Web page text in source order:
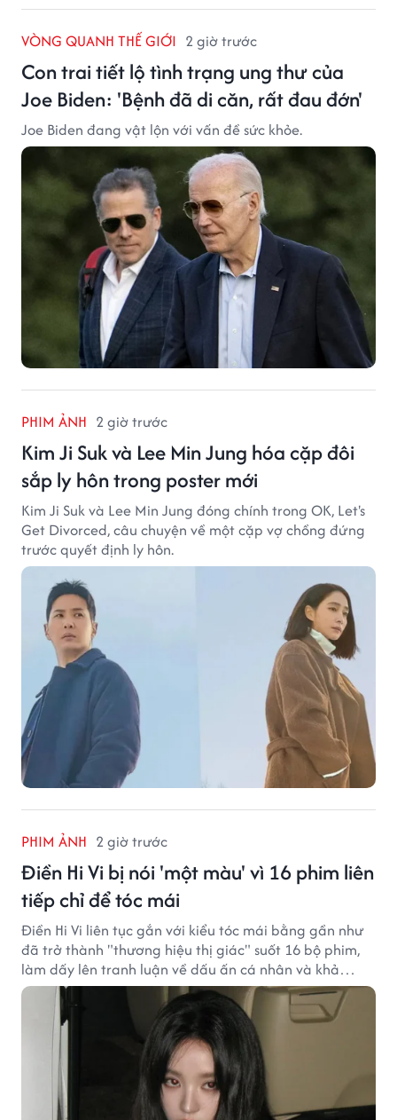
VÒNG QUANH THẾ GIỚI 2 giờ trước
Con trai tiết lộ tình trạng ung thư của
Joe Biden: 'Bệnh đã di căn, rất đau đớn'
Joe Biden đang vật lộn với vấn đề sức khỏe.
PHIM ẢNH 2 giờ trước
Kim Ji Suk và Lee Min Jung hóa cặp đôi
sắp ly hôn trong poster mới
Kim Ji Suk và Lee Min Jung đóng chính trong OK, Let's
Get Divorced, câu chuyện về một cặp vợ chồng đứng
trước quyết định ly hôn.
PHIM ẢNH 2 giờ trước
Điền Hi Vi bị nói 'một màu' vì 16 phim liên
tiếp chỉ để tóc mái
Điền Hi Vi liên tục gắn với kiểu tóc mái bằng gần như
đã trở thành "thương hiệu thị giác" suốt 16 bộ phim,
làm dấy lên tranh luận về dấu ấn cá nhân và khả
năng biến hóa trên màn ảnh.